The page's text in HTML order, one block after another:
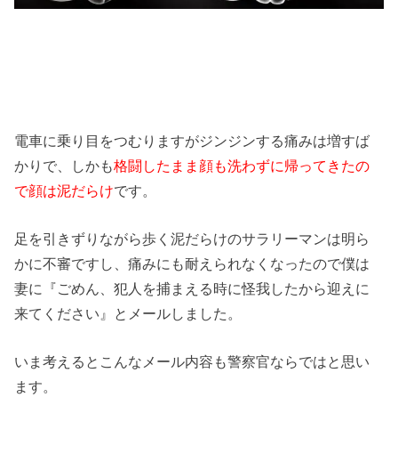
電車に乗り目をつむりますがジンジンする痛みは増すば
かりで、しかも格闘したまま顔も洗わずに帰ってきたの
で顔は泥だらけです。
足を引きずりながら歩く泥だらけのサラリーマンは明ら
かに不審ですし、痛みにも耐えられなくなったので僕は
妻に『ごめん、犯人を捕まえる時に怪我したから迎えに
来てください』とメールしました。
いま考えるとこんなメール内容も警察官ならではと思い
ます。